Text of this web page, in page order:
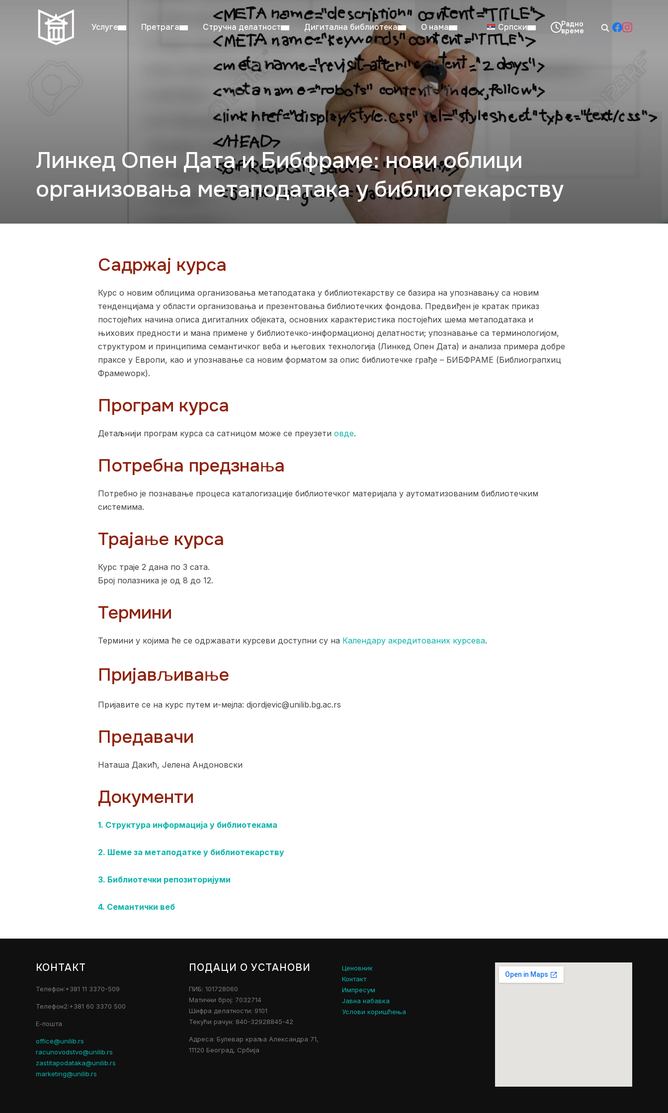
Услуге Претрага Стручна делатност Дигитална библиотека О нама Српски
Линкед Опен Дата и Бибфраме: нови облици
организовања метаподатака у библиотекарству
Садржај курса
Курс о новим облицима организовања метаподатака у библиотекарству се базира на упознавању са новим
тенденцијама у области организовања и презентовања библиотечких фондова. Предвиђен је кратак приказ
постојећих начина описа дигиталних објеката, основних карактеристика постојећих шема метаподатака и
њихових предности и мана примене у библиотечко-информационој делатности; упознавање са терминологијом,
структуром и принципима семантичког веба и његових технологија (Линкед Опен Дата) и анализа примера добре
праксе у Европи, као и упознавање са новим форматом за опис библиотечке грађе – БИБФРАМЕ (Библиограпхиц
Фрамеwорк).
Програм курса
Детаљнији програм курса са сатницом може се преузети овде.
Потребна предзнања
Потребно је познавање процеса каталогизације библиотечког материјала у аутоматизованим библиотечким
системима.
Трајање курса
Курс траје 2 дана по 3 сата.
Број полазника је од 8 до 12.
Термини
Термини у којима ће се одржавати курсеви доступни су на Календару акредитованих курсева.
Пријављивање
Пријавите се на курс путем и-мејла: djordjevic@unilib.bg.ac.rs
Предавачи
Наташа Дакић, Јелена Андоновски
Документи
1. Структура информација у библиотекама
2. Шеме за метаподатке у библиотекарству
3. Библиотечки репозиторијуми
4. Семантички веб
КОНТАКТ
Телефон:+381 11 3370-509
Телефон2:+381 60 3370 500
Е-пошта
office@unilib.rs
racunovodstvo@unilib.rs
zastitapodataka@unilib.rs
marketing@unilib.rs
ПОДАЦИ О УСТАНОВИ
ПИБ: 101728060
Матични број: 7032714
Шифра делатности: 9101
Текући рачун: 840-32928845-42
Адреса: Булевар краља Александра 71,
11120 Београд, Србија
Ценовник
Контакт
Импресум
Јавна набавка
Услови коришћења
Студентска читаоница: 08:00–23:00 Суб: 08:00–14:00
Радно време од 06. јула до 29. августа